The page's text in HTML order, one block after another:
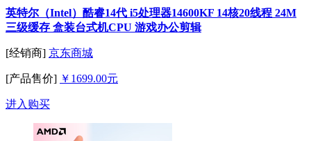
英特尔（Intel）酷睿14代 i5处理器14600KF 14核20线程 24M
三级缓存 盒装台式机CPU 游戏办公剪辑
[经销商] 京东商城
[产品售价] ￥1699.00元
进入购买